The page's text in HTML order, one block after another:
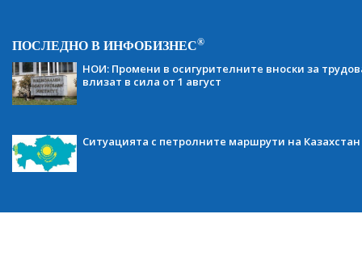
ПОСЛЕДНО В ИНФОБИЗНЕС®
НОИ: Промени в осигурителните вноски за
влизат в сила от 1 август
Ситуацията с петролните маршрути на Казахстан